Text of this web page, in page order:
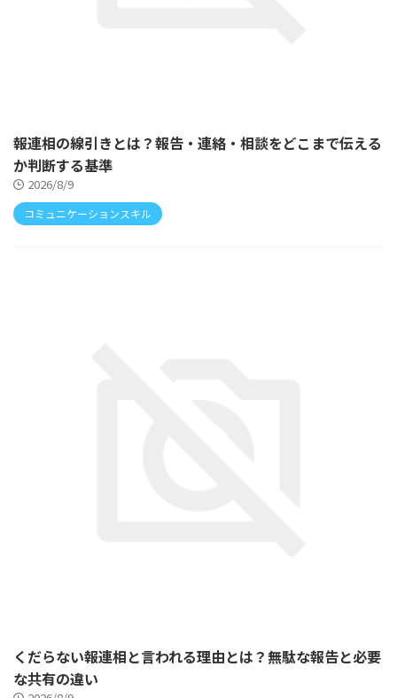
報連相の線引きとは？報告・連絡・相談をどこまで伝える
か判断する基準
2026/8/9
コミュニケーションスキル
くだらない報連相と言われる理由とは？無駄な報告と必要
な共有の違い